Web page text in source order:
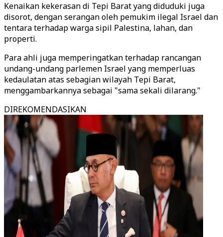
Kenaikan kekerasan di Tepi Barat yang diduduki juga
disorot, dengan serangan oleh pemukim ilegal Israel dan
tentara terhadap warga sipil Palestina, lahan, dan
properti.
Para ahli juga memperingatkan terhadap rancangan
undang-undang parlemen Israel yang memperluas
kedaulatan atas sebagian wilayah Tepi Barat,
menggambarkannya sebagai "sama sekali dilarang."
DIREKOMENDASIKAN